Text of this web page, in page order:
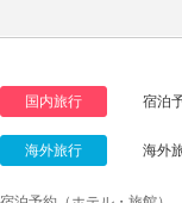
国内旅行 宿泊
海外旅行 海外